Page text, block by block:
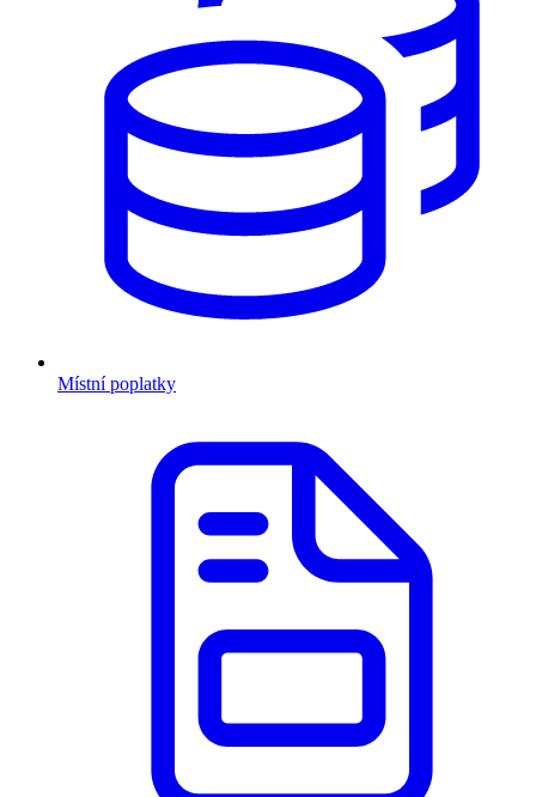
Místní poplatky